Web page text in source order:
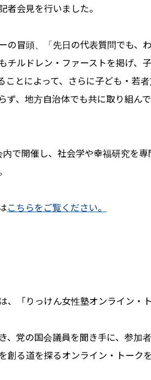
者会見を行いました。
の冒頭、「先日の代表質問でも、
チルドレン・ファーストを掲げ、
ことによって、さらに子ども・若
ず、地方自治体でも共に取り組ん
で開催し、社会学や幸福研究を
こちらをご覧ください。
、「りっけん女性塾オンライン・
、党の国会議員を聞き手に、参加
創る道を探るオンライン・トーク